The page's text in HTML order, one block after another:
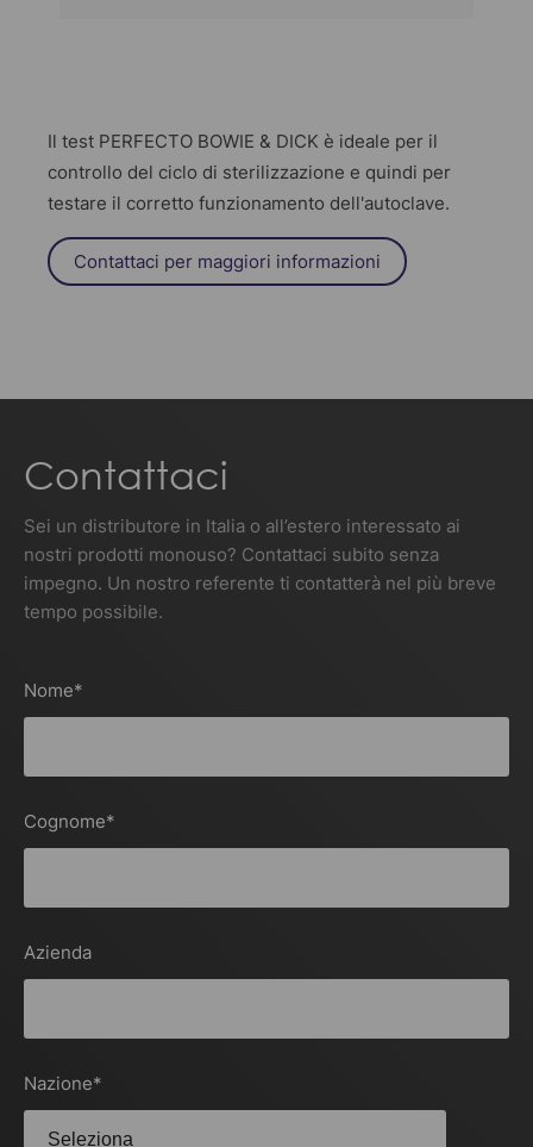
Il test PERFECTO BOWIE & DICK è ideale per il
controllo del ciclo di sterilizzazione e quindi per
testare il corretto funzionamento dell'autoclave.
Contattaci per maggiori informazioni
Contattaci
Sei un distributore in Italia o all’estero interessato ai
nostri prodotti monouso? Contattaci subito senza
impegno. Un nostro referente ti contatterà nel più breve
tempo possibile.
Nome*
Cognome*
Azienda
Nazione*